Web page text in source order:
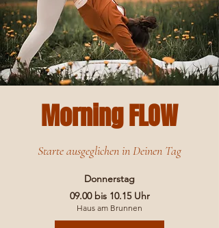
Morning FLOW
Starte ausgeglichen in Deinen Tag
Donnerstag
09.00 bis 10.15 Uhr
Haus am Brunnen